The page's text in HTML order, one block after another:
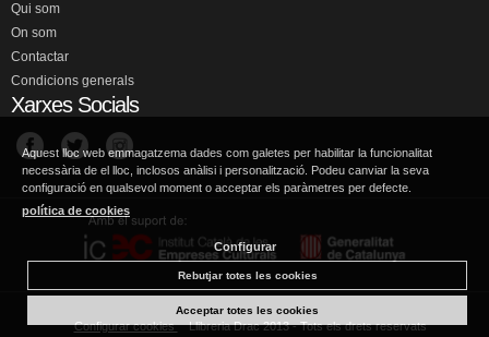
Qui som
On som
Contactar
Condicions generals
Xarxes Socials
Configurar cookies Llibreria Drac 2013 - Tots els drets reservats
Aquest lloc web emmagatzema dades com galetes per habilitar la funcionalitat
necessària de el lloc, inclosos anàlisi i personalització. Podeu canviar la seva
configuració en qualsevol moment o acceptar els paràmetres per defecte.
política de cookies
Configurar
Rebutjar totes les cookies
Acceptar totes les cookies